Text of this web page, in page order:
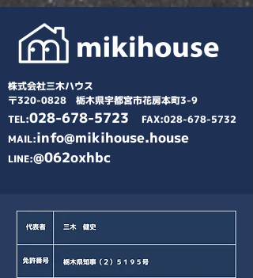
株式会社三木ハウス
〒320-0828 栃木県宇都宮市花房本町3-9
TEL:028-678-5723 FAX:028-678-5732
MAIL:info@mikihouse.house
​LINE:@062oxhbc